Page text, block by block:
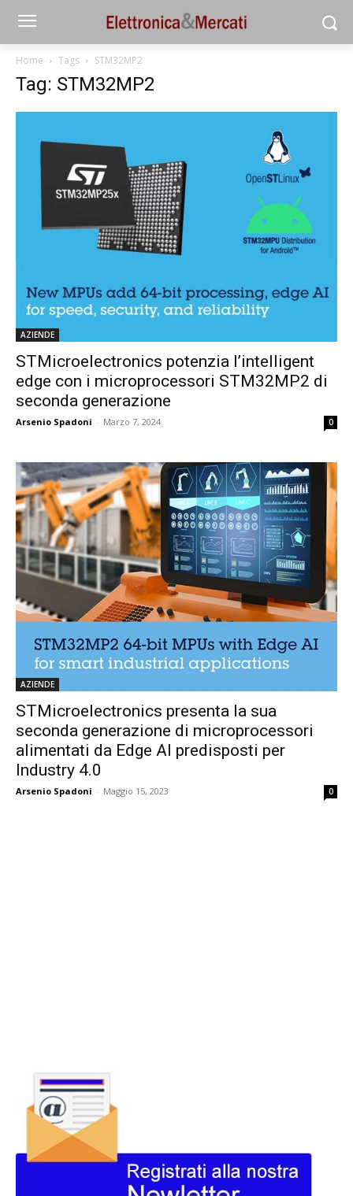
Home Tags STM32MP2
Tag: STM32MP2
AZIENDE
STMicroelectronics potenzia l’intelligent
edge con i microprocessori STM32MP2 di
seconda generazione
Arsenio Spadoni - Marzo 7, 2024 0
AZIENDE
STMicroelectronics presenta la sua
seconda generazione di microprocessori
alimentati da Edge AI predisposti per
Industry 4.0
Arsenio Spadoni - Maggio 15, 2023 0